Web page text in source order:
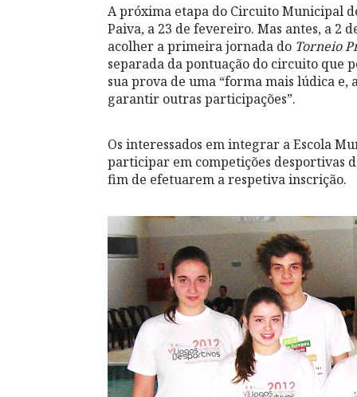
A próxima etapa do Circuito Municipal
Paiva, a 23 de fevereiro. Mas antes, a 2
acolher a primeira jornada do Torneio
separada da pontuação do circuito que
sua prova de uma “forma mais lúdica
garantir outras participações”.
Os interessados em integrar a Escola
participar em competições desportivas
fim de efetuarem a respetiva inscrição.